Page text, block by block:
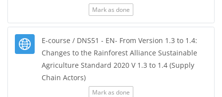
Mark as done
E-course / DNS51 - EN- From Version 1.3 to 1.4:
Changes to the Rainforest Alliance Sustainable
Agriculture Standard 2020 V 1.3 to 1.4 (Supply
Chain Actors)URL
Mark as done